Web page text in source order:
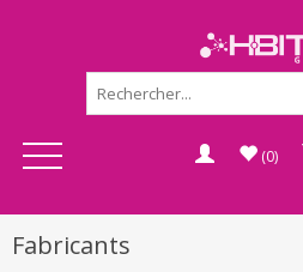
(0)
Fabricants